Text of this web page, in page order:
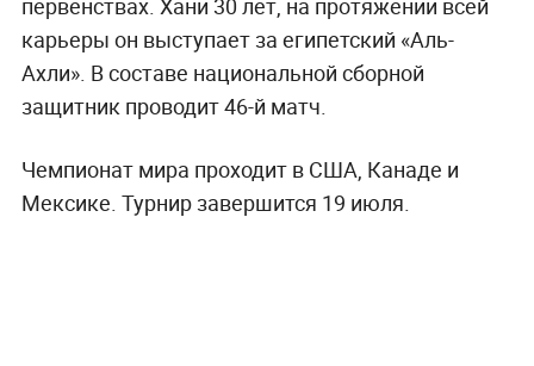
первенствах. Хани 30 лет, на протяжении всей
карьеры он выступает за египетский «Аль-
Ахли». В составе национальной сборной
защитник проводит 46-й матч.
Чемпионат мира проходит в США, Канаде и
Мексике. Турнир завершится 19 июля.